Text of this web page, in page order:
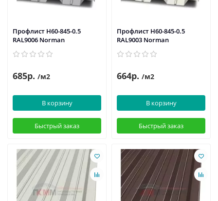
Профлист Н60-845-0.5
RAL9006 Norman
685р. /м2
В корзину
Быстрый заказ
Профлист Н60-845-0.5
RAL9003 Norman
664р. /м2
В корзину
Быстрый заказ